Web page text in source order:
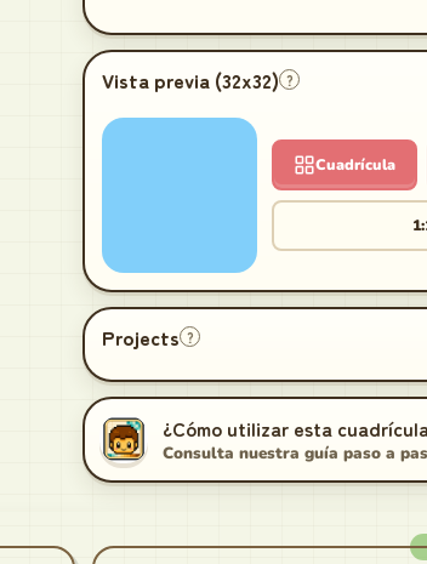
Vista previa (32x32) ?
Cuadrícula
Projects ?
¿Cómo utilizar esta
Consulta nuestra guía paso a